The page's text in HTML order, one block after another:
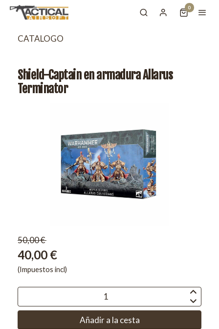
0
CATALOGO
Shield-Captain en armadura Allarus
Terminator
50,00 €
40,00 €
(Impuestos incl)
Añadir a la cesta